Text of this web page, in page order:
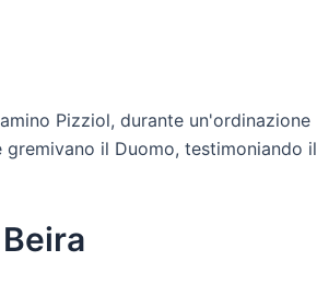
Pizziol, durante un'ordinazione
il Duomo, testimoniando il